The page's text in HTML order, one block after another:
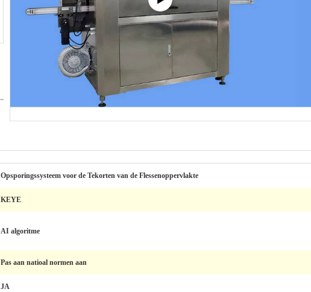
Opsporingssysteem voor de Tekorten van de Flessenoppervlakte
KEYE
AI algoritme
Pas aan natioal normen aan
JA